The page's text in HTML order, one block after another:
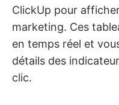
ClickUp pour
marketing. Ces
en temps réel et
détails des
clic.